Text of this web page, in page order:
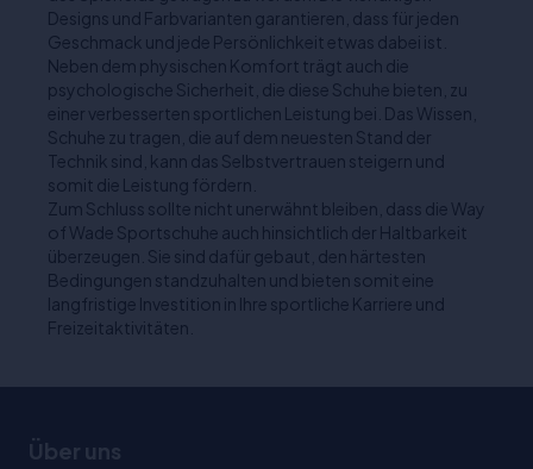
Designs und Farbvarianten garantieren, dass für jeden
Geschmack und jede Persönlichkeit etwas dabei ist.
Neben dem physischen Komfort trägt auch die
psychologische Sicherheit, die diese Schuhe bieten, zu
einer verbesserten sportlichen Leistung bei. Das Wissen,
Schuhe zu tragen, die auf dem neuesten Stand der
Technik sind, kann das Selbstvertrauen steigern und
somit die Leistung fördern.
Zum Schluss sollte nicht unerwähnt bleiben, dass die Way
of Wade Sportschuhe auch hinsichtlich der Haltbarkeit
überzeugen. Sie sind dafür gebaut, den härtesten
Bedingungen standzuhalten und bieten somit eine
langfristige Investition in Ihre sportliche Karriere und
Freizeitaktivitäten.
Über uns